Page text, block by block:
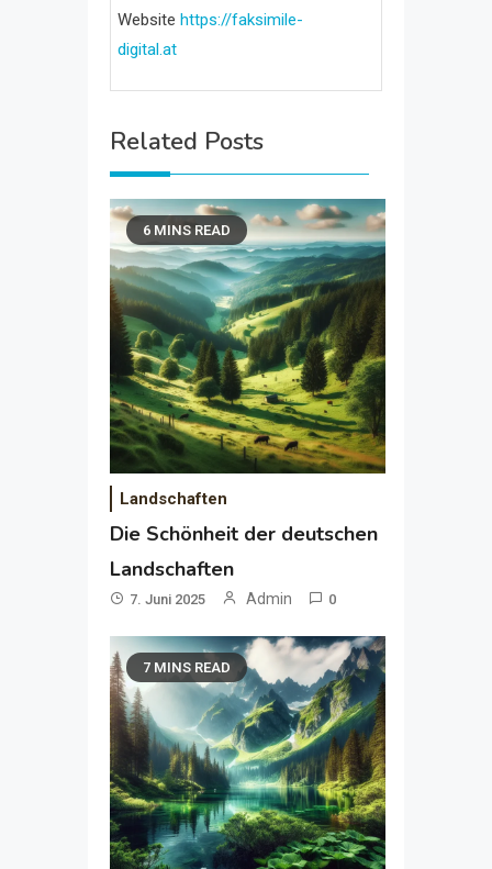
Website https://faksimile-
digital.at
Related Posts
6 MINS READ
Landschaften
Die Schönheit der deutschen
Landschaften
7. Juni 2025 Admin 0
7 MINS READ